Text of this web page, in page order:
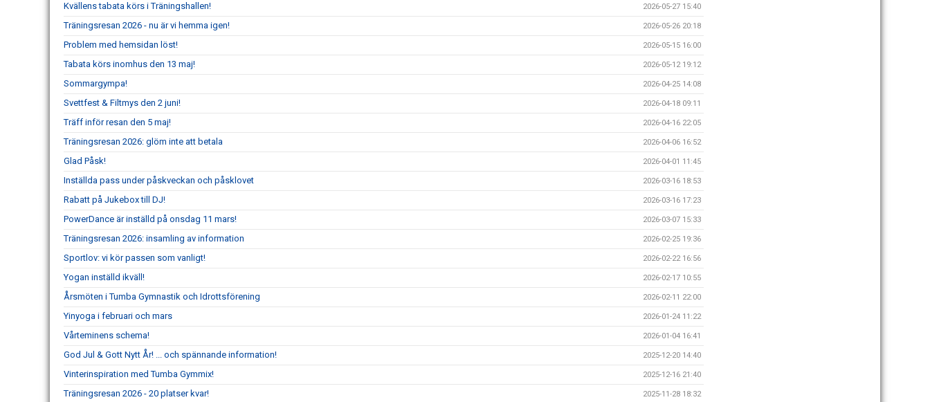
Kvällens tabata körs i Träningshallen! 2026-05-27 15:40
Träningsresan 2026 - nu är vi hemma igen! 2026-05-26 20:18
Problem med hemsidan löst! 2026-05-15 16:00
Tabata körs inomhus den 13 maj! 2026-05-12 19:12
Sommargympa! 2026-04-25 14:08
Svettfest & Filtmys den 2 juni! 2026-04-18 09:11
Träff inför resan den 5 maj! 2026-04-16 22:05
Träningsresan 2026: glöm inte att betala 2026-04-06 16:52
Glad Påsk! 2026-04-01 11:45
Inställda pass under påskveckan och påsklovet 2026-03-16 18:53
Rabatt på Jukebox till DJ! 2026-03-16 17:23
PowerDance är inställd på onsdag 11 mars! 2026-03-07 15:33
Träningsresan 2026: insamling av information 2026-02-25 19:36
Sportlov: vi kör passen som vanligt! 2026-02-22 16:56
Yogan inställd ikväll! 2026-02-17 10:55
Årsmöten i Tumba Gymnastik och Idrottsförening 2026-02-11 22:00
Yinyoga i februari och mars 2026-01-24 11:22
Vårteminens schema! 2026-01-04 16:41
God Jul & Gott Nytt År! ... och spännande information! 2025-12-20 14:40
Vinterinspiration med Tumba Gymmix! 2025-12-16 21:40
Träningsresan 2026 - 20 platser kvar! 2025-11-28 18:32